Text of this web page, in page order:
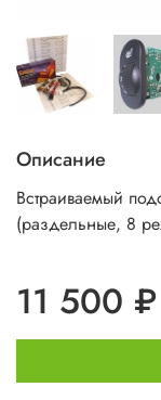
Описание
Встраиваемый
(раздельные, 8
11 500 ₽